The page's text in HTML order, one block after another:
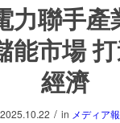
力聯手產
能市場
經濟
2025.10.22 / in メディア